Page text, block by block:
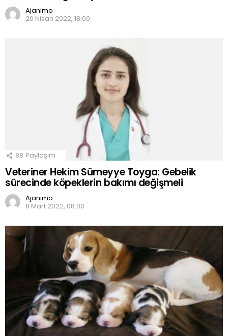
Ajanimo
20 Nisan 2022, 18:00
88 Paylaşım
Veteriner Hekim Sümeyye Toyga: Gebelik
sürecinde köpeklerin bakımı değişmeli
Ajanimo
8 Mart 2022, 08:00